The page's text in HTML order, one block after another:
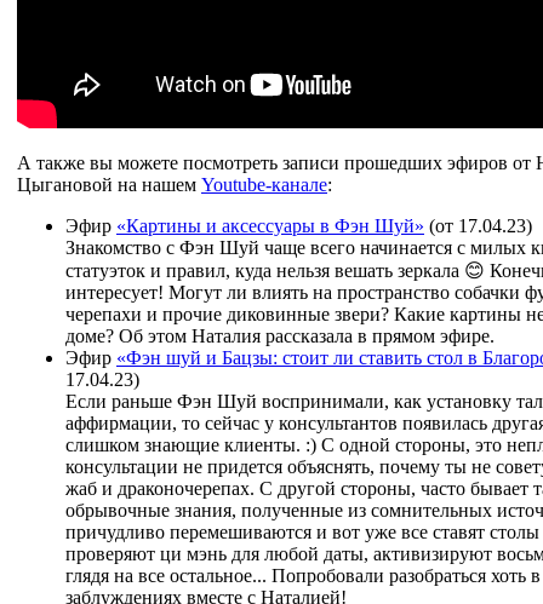
А также вы можете посмотреть записи прошедших эфиров от
Цыгановой на нашем Youtube-канале:
Эфир «Картины и аксессуары в Фэн Шуй» (от 17.04.23)
Знакомство с Фэн Шуй чаще всего начинается с милых
статуэток и правил, куда нельзя вешать зеркала 😊
интересует! Могут ли влиять на пространство собачки
черепахи и прочие диковинные звери? Какие картины
доме? Об этом Наталия рассказала в прямом эфире.
Эфир «Фэн шуй и Бацзы: стоит ли ставить стол в
17.04.23)
Если раньше Фэн Шуй воспринимали, как установку
аффирмации, то сейчас у консультантов появилась
слишком знающие клиенты. :) С одной стороны, это
консультации не придется объяснять, почему ты не
жаб и драконочерепах. С другой стороны, часто бывает
обрывочные знания, полученные из сомнительных
причудливо перемешиваются и вот уже все ставят
проверяют ци мэнь для любой даты, активизируют
глядя на все остальное... Попробовали разобраться хоть
заблуждениях вместе с Наталией!